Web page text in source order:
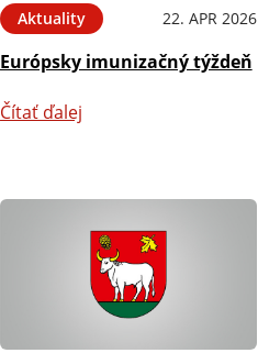
Aktuality 22. APR 2026
Európsky imunizačný týždeň
Čítať ďalej